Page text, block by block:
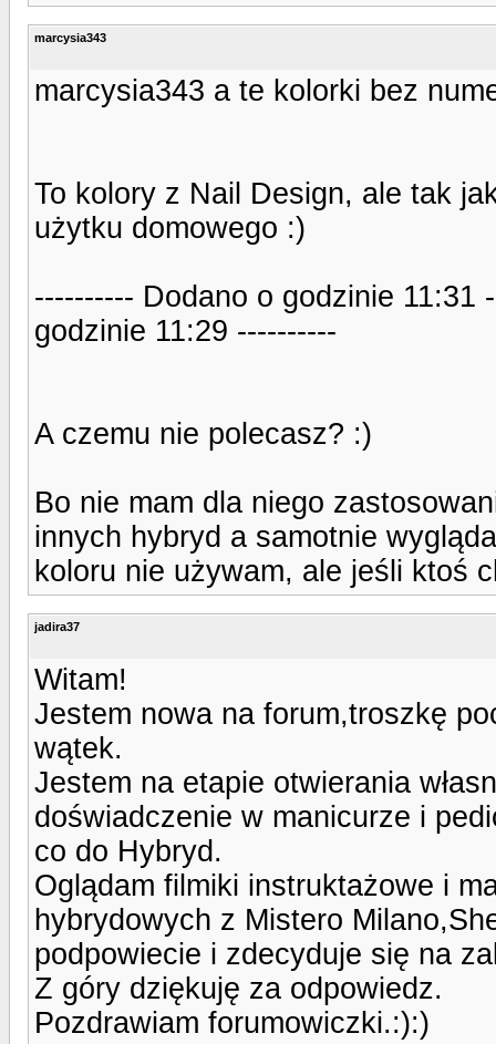
marcysia343
marcysia343 a te kolorki bez
To kolory z Nail Design, ale tak
użytku domowego :)
---------- Dodano o godzinie 11:31
godzinie 11:29 ----------
A czemu nie polecasz? :)
Bo nie mam dla niego
innych hybryd a samotnie
koloru nie używam, ale jeśli ktoś
jadira37
Witam!
Jestem nowa na forum,troszkę
wątek.
Jestem na etapie otwierania
doświadczenie w manicurze i
co do Hybryd.
Oglądam filmiki instruktażowe i
hybrydowych z Mistero
podpowiecie i zdecyduje się na
Z góry dziękuję za odpowiedz.
Pozdrawiam forumowiczki.:):)